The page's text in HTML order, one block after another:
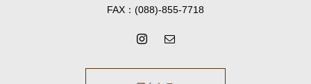
FAX：(088)-855-7718